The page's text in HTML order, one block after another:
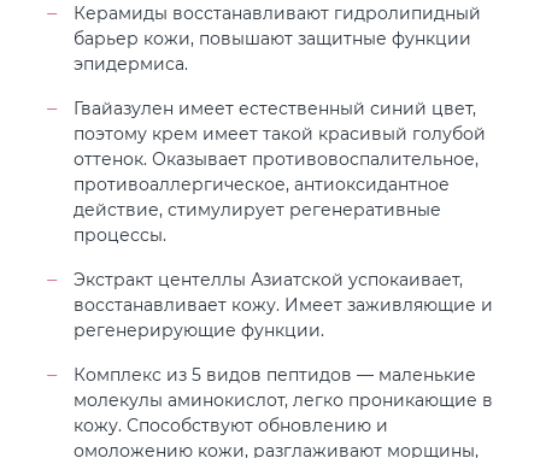
Керамиды восстанавливают гидролипидный
барьер кожи, повышают защитные функции
эпидермиса.
Гвайазулен имеет естественный синий цвет,
поэтому крем имеет такой красивый голубой
оттенок. Оказывает противовоспалительное,
противоаллергическое, антиоксидантное
действие, стимулирует регенеративные
процессы.
Экстракт центеллы Азиатской успокаивает,
восстанавливает кожу. Имеет заживляющие и
регенерирующие функции.
Комплекс из 5 видов пептидов — маленькие
молекулы аминокислот, легко проникающие в
кожу. Способствуют обновлению и
омоложению кожи, разглаживают морщины,